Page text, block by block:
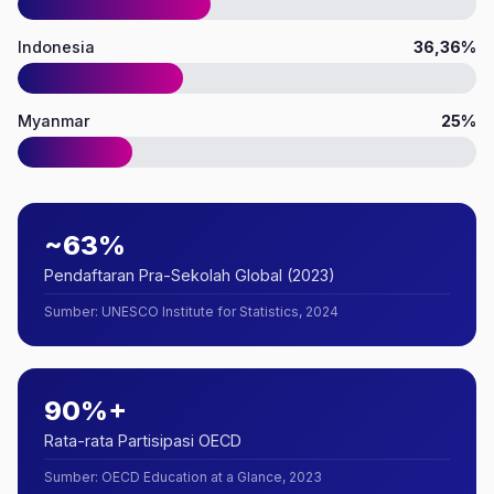
Indonesia 36,36%
Myanmar 25%
~63%
Pendaftaran Pra-Sekolah Global (2023)
Sumber: UNESCO Institute for Statistics, 2024
90%+
Rata-rata Partisipasi OECD
Sumber: OECD Education at a Glance, 2023